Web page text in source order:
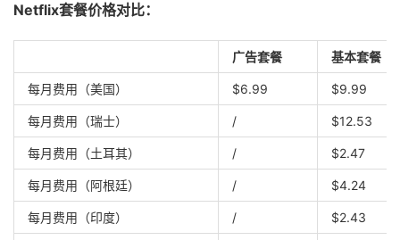
Netflix套餐价格对比：
广告套餐 基本套餐
每月费用（美国） $6.99 $9.99
每月费用（瑞士） / $12.53
每月费用（土耳其） / $2.47
每月费用（阿根廷） / $4.24
每月费用（印度） / $2.43